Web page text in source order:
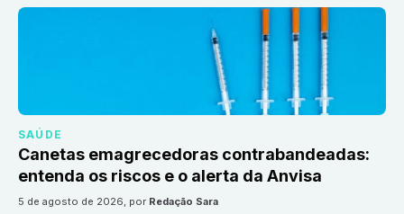
SAÚDE
Canetas emagrecedoras contrabandeadas:
entenda os riscos e o alerta da Anvisa
5 de agosto de 2026, por Redação Sara